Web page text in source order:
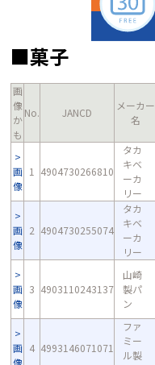
■菓子
画
像
か
も
No. JANCD
メーカー
名
画
像
1 4904730266810
タカ
キベ
ーカ
リー
画
像
2 4904730255074
タカ
キベ
ーカ
リー
画
像
3 4903110243137
山崎
製パ
ン
画
像
4 4993146071071
ファ
ミー
ル製